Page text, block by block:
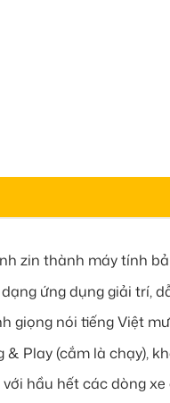
zin thành máy tính
ứng dụng giải trí,
giọng nói tiếng Việt
& Play (cắm là chạy),
hầu hết các dòng